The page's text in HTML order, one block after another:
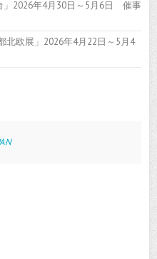
」2026年4月30日～5月6日 催事
北欧展」2026年4月22日～5月4